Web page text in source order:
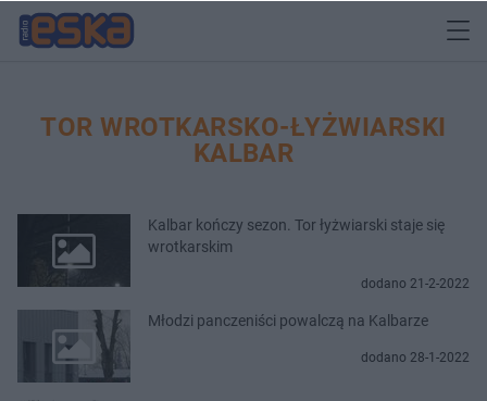
TOR WROTKARSKO-ŁYŻWIARSKI
KALBAR
Kalbar kończy sezon. Tor łyżwiarski staje się
wrotkarskim
dodano 21-2-2022
Młodzi panczeniści powalczą na Kalbarze
dodano 28-1-2022